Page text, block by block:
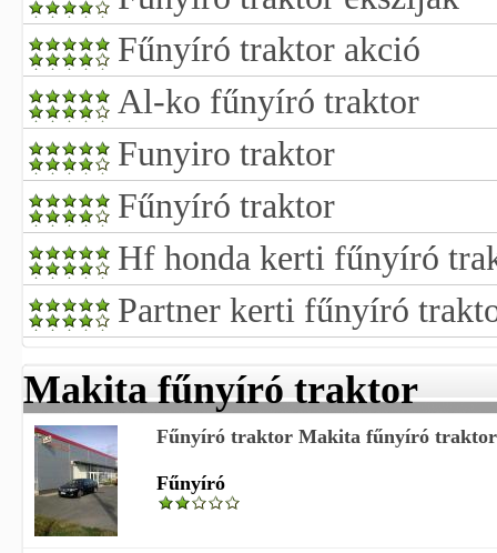
Fűnyíró traktor akció
Al-ko fűnyíró traktor
Funyiro traktor
Fűnyíró traktor
Hf honda kerti fűnyíró
Partner kerti fűnyíró
Makita fűnyíró traktor
Fűnyíró traktor Makita fűnyíró
Fűnyíró